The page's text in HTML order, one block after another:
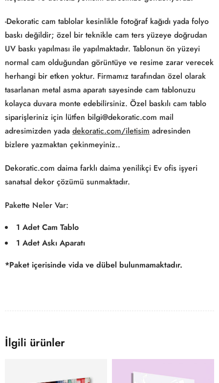
-Dekoratic cam tablolar kesinlikle fotoğraf kağıdı yada folyo
baskı değildir; özel bir teknikle cam ters yüzeye doğrudan
UV baskı yapılması ile yapılmaktadır. Tablonun ön yüzeyi
normal cam olduğundan görüntüye ve resime zarar verecek
herhangi bir etken yoktur. Firmamız tarafından özel olarak
tasarlanan metal asma aparatı sayesinde cam tablonuzu
kolayca duvara monte edebilirsiniz. Özel baskılı cam tablo
siparişleriniz için lütfen bilgi@dekoratic.com mail
adresimizden yada dekoratic.com/iletisim adresinden
bizlere yazmaktan çekinmeyiniz..
Dekoratic.com daima farklı daima yenilikçi Ev ofis işyeri
sanatsal dekor çözümü sunmaktadır.
Pakette Neler Var:
1 Adet Cam Tablo
1 Adet Askı Aparatı
*Paket içerisinde vida ve dübel bulunmamaktadır.
İlgili ürünler